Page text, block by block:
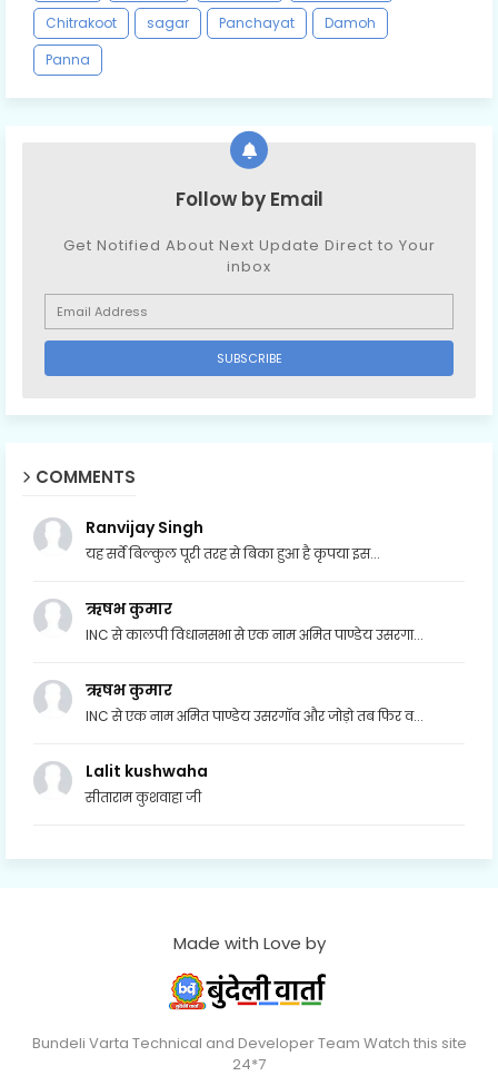
Chitrakoot
sagar Panchayat
Damoh
Panna
Follow by Email
Get Notified About Next Update Direct to Your
inbox
COMMENTS
Ranvijay Singh
यह सर्वे बिल्कुल पूरी तरह से बिका हुआ है कृपया इस...
ऋषभ कुमार
INC से कालपी विधानसभा से एक नाम अमित पाण्डेय उसरगा...
ऋषभ कुमार
INC से एक नाम अमित पाण्डेय उसरगॉव और जोड़ो तब फिर व...
Lalit kushwaha
सीताराम कुशवाहा जी
Made with Love by
Bundeli Varta Technical and Developer Team Watch this site
24*7